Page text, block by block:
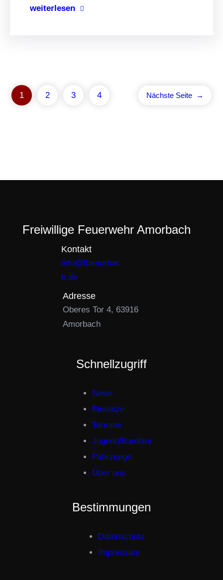
weiterlesen
1 2 3 4 Nächste Seite →
Freiwillige Feuerwehr Amorbach
Kontakt
info@ffamorbac
h.de
Adresse
Oberes Tor 4, 63916
Amorbach
Schnellzugriff
News
Einsätze
Termine
Jugend/Bambini
Fahrzuege
Über uns
Bestimmungen
Datenschutz
Impressum